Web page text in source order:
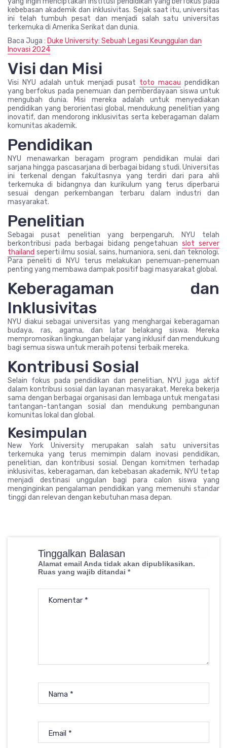
kebebasan akademik dan inklusivitas. Sejak saat itu, universitas
ini telah tumbuh pesat dan menjadi salah satu universitas
terkemuka di Amerika Serikat dan dunia.
Baca Juga : Duke University: Sebuah Legasi Keunggulan dan
Inovasi 2024
Visi dan Misi
Visi NYU adalah untuk menjadi pusat toto macau pendidikan
yang berfokus pada penemuan dan pemberdayaan siswa untuk
mengubah dunia. Misi mereka adalah untuk menyediakan
pendidikan yang berorientasi global, mendukung penelitian yang
inovatif, dan mendorong inklusivitas serta keberagaman dalam
komunitas akademik.
Pendidikan
NYU menawarkan beragam program pendidikan mulai dari
sarjana hingga pascasarjana di berbagai bidang studi. Universitas
ini terkenal dengan fakultasnya yang terdiri dari para ahli
terkemuka di bidangnya dan kurikulum yang terus diperbarui
sesuai dengan perkembangan terbaru dalam industri dan
masyarakat.
Penelitian
Sebagai pusat penelitian yang berpengaruh, NYU telah
berkontribusi pada berbagai bidang pengetahuan slot server
thailand seperti ilmu sosial, sains, humaniora, seni, dan teknologi.
Para peneliti di NYU terus melakukan penemuan-penemuan
penting yang membawa dampak positif bagi masyarakat global.
Keberagaman dan
Inklusivitas
NYU diakui sebagai universitas yang menghargai keberagaman
budaya, ras, agama, dan latar belakang siswa. Mereka
mempromosikan lingkungan belajar yang inklusif dan mendukung
bagi semua siswa untuk meraih potensi terbaik mereka.
Kontribusi Sosial
Selain fokus pada pendidikan dan penelitian, NYU juga aktif
dalam kontribusi sosial dan layanan masyarakat. Mereka bekerja
sama dengan berbagai organisasi dan lembaga untuk mengatasi
tantangan-tantangan sosial dan mendukung pembangunan
komunitas lokal dan global.
Kesimpulan
New York University merupakan salah satu universitas
terkemuka yang terus memimpin dalam inovasi pendidikan,
penelitian, dan kontribusi sosial. Dengan komitmen terhadap
inklusivitas, keberagaman, dan kebebasan akademik, NYU tetap
menjadi destinasi unggulan bagi para calon siswa yang
menginginkan pengalaman pendidikan yang memenuhi standar
tinggi dan relevan dengan kebutuhan masa depan.
Tinggalkan Balasan
Alamat email Anda tidak akan dipublikasikan.
Ruas yang wajib ditandai *
Komentar *
Nama *
Email *